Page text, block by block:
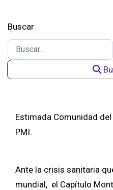
Buscar
Estimada Comunidad
PMI.
Ante la crisis sanitaria
mundial, el Capítulo